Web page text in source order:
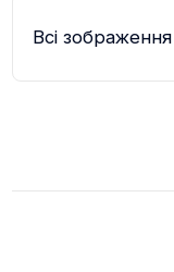
Всі зображення